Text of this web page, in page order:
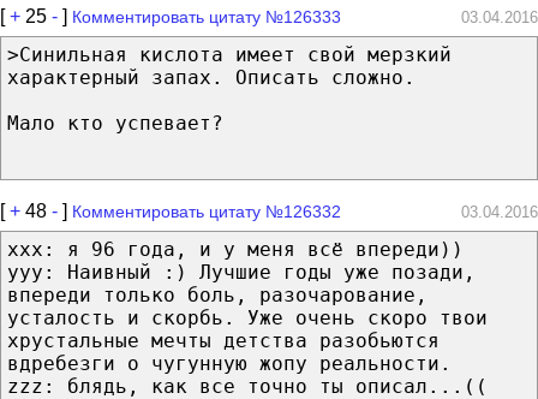
[+ 25 - ] Комментировать цитату №126333 03.04.2016
>Синильная кислота имеет свой мерзкий
характерный запах. Описать сложно.
Мало кто успевает?
[+ 48 - ] Комментировать цитату №126332 03.04.2016
xxx: я 96 года, и у меня всё впереди))
yyy: Наивный :) Лучшие годы уже позади,
впереди только боль, разочарование,
усталость и скорбь. Уже очень скоро твои
хрустальные мечты детства разобьются
вдребезги о чугунную жопу реальности.
zzz: блядь, как все точно ты описал...((